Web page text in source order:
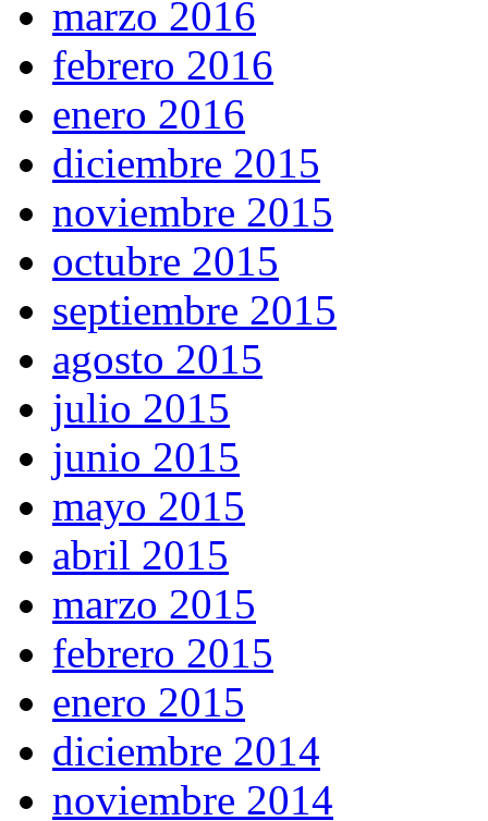
marzo 2016
febrero 2016
enero 2016
diciembre 2015
noviembre 2015
octubre 2015
septiembre 2015
agosto 2015
julio 2015
junio 2015
mayo 2015
abril 2015
marzo 2015
febrero 2015
enero 2015
diciembre 2014
noviembre 2014